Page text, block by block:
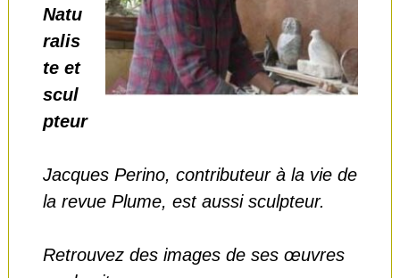
Natu
ralis
te et
scul
pteur
Jacques Perino, contributeur à la vie de
la revue Plume, est aussi sculpteur.
Retrouvez des images de ses œuvres